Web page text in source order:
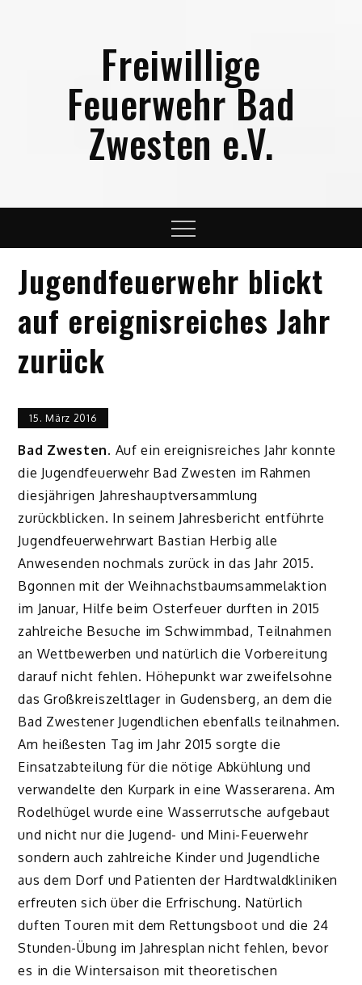
Freiwillige
Feuerwehr Bad
Zwesten e.V.
Menu
Jugendfeuerwehr blickt
auf ereignisreiches Jahr
zurück
15. März 2016
Bad Zwesten. Auf ein ereignisreiches Jahr konnte
die Jugendfeuerwehr Bad Zwesten im Rahmen
diesjährigen Jahreshauptversammlung
zurückblicken. In seinem Jahresbericht entführte
Jugendfeuerwehrwart Bastian Herbig alle
Anwesenden nochmals zurück in das Jahr 2015.
Bgonnen mit der Weihnachstbaumsammelaktion
im Januar, Hilfe beim Osterfeuer durften in 2015
zahlreiche Besuche im Schwimmbad, Teilnahmen
an Wettbewerben und natürlich die Vorbereitung
darauf nicht fehlen. Höhepunkt war zweifelsohne
das Großkreiszeltlager in Gudensberg, an dem die
Bad Zwestener Jugendlichen ebenfalls teilnahmen.
Am heißesten Tag im Jahr 2015 sorgte die
Einsatzabteilung für die nötige Abkühlung und
verwandelte den Kurpark in eine Wasserarena. Am
Rodelhügel wurde eine Wasserrutsche aufgebaut
und nicht nur die Jugend- und Mini-Feuerwehr
sondern auch zahlreiche Kinder und Jugendliche
aus dem Dorf und Patienten der Hardtwaldkliniken
erfreuten sich über die Erfrischung. Natürlich
duften Touren mit dem Rettungsboot und die 24
Stunden-Übung im Jahresplan nicht fehlen, bevor
es in die Wintersaison mit theoretischen